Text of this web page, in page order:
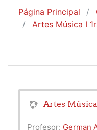
Página Principal
Artes Música I
Artes
Profesor: German